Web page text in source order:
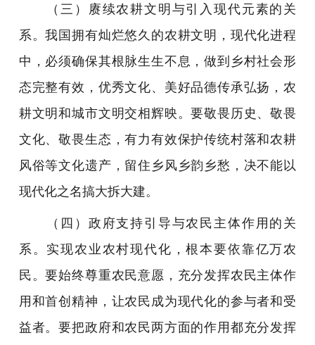
（三）赓续农耕文明与引入现代元素的关
系。我国拥有灿烂悠久的农耕文明，现代化进程
中，必须确保其根脉生生不息，做到乡村社会形
态完整有效，优秀文化、美好品德传承弘扬，农
耕文明和城市文明交相辉映。要敬畏历史、敬畏
文化、敬畏生态，有力有效保护传统村落和农耕
风俗等文化遗产，留住乡风乡韵乡愁，决不能以
现代化之名搞大拆大建。
（四）政府支持引导与农民主体作用的关
系。实现农业农村现代化，根本要依靠亿万农
民。要始终尊重农民意愿，充分发挥农民主体作
用和首创精神，让农民成为现代化的参与者和受
益者。要把政府和农民两方面的作用都充分发挥